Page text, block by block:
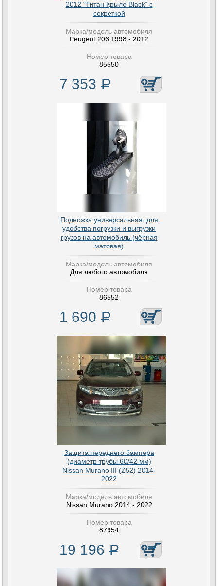
2012 "Титан Крыло Black" с
секреткой
Марка/модель автомобиля
Peugeot 206 1998 - 2012
Номер товара
85550
7 353 Р
Подножка универсальная, для
удобства погрузки и выгрузки
грузов на автомобиль (чёрная
матовая)
Марка/модель автомобиля
Для любого автомобиля
Номер товара
86552
1 690 Р
Защита переднего бампера
(диаметр трубы 60/42 мм)
Nissan Murano III (Z52) 2014-
2022
Марка/модель автомобиля
Nissan Murano 2014 - 2022
Номер товара
87954
19 196 Р